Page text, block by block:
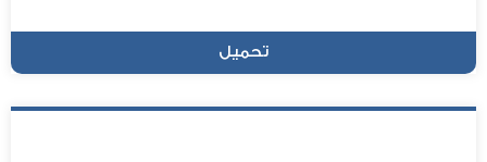
تحميل